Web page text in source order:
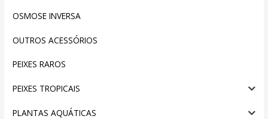
OSMOSE INVERSA
OUTROS ACESSÓRIOS
PEIXES RAROS
PEIXES TROPICAIS
PLANTAS AQUÁTICAS